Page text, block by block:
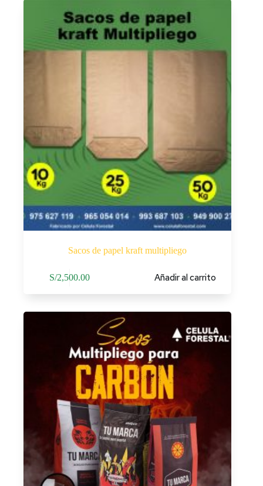
Sacos de papel kraft multipliego
S/2,500.00 Añadir al carrito